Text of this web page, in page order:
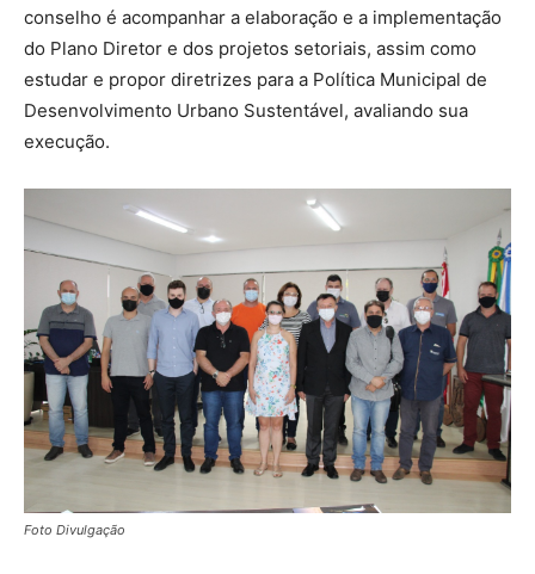
conselho é acompanhar a elaboração e a implementação
do Plano Diretor e dos projetos setoriais, assim como
estudar e propor diretrizes para a Política Municipal de
Desenvolvimento Urbano Sustentável, avaliando sua
execução.
Foto Divulgação